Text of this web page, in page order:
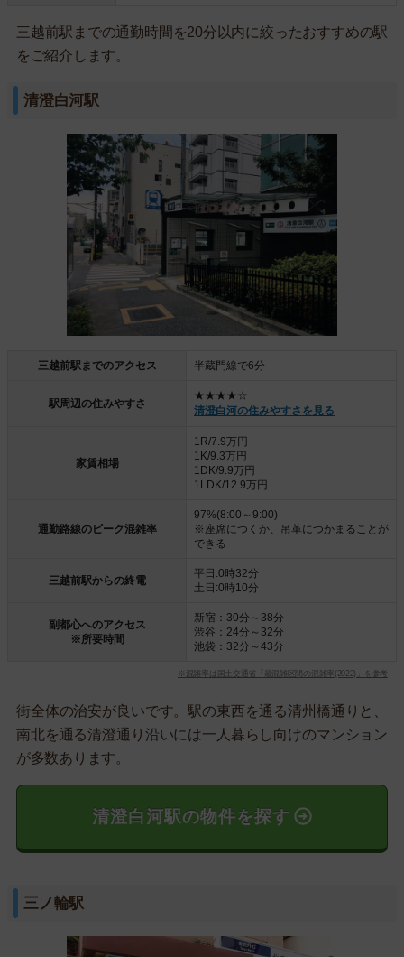
三越前駅までの通勤時間を20分以内に絞ったおすすめの駅
をご紹介します。
清澄白河駅
三越前駅までのアクセス 半蔵門線で6分
駅周辺の住みやすさ
★★★★☆
清澄白河の住みやすさを見る
家賃相場
1R/7.9万円
1K/9.3万円
1DK/9.9万円
1LDK/12.9万円
通勤路線のピーク混雑率
97%(8:00～9:00)
※座席につくか、吊革につかまることが
できる
三越前駅からの終電
平日:0時32分
土日:0時10分
副都心へのアクセス
※所要時間
新宿：30分～38分
渋谷：24分～32分
池袋：32分～43分
※混雑率は国土交通省「最混雑区間の混雑率(2022)」を参考
街全体の治安が良いです。駅の東西を通る清州橋通りと、
南北を通る清澄通り沿いには一人暮らし向けのマンション
が多数あります。
清澄白河駅の物件を探す
三ノ輪駅